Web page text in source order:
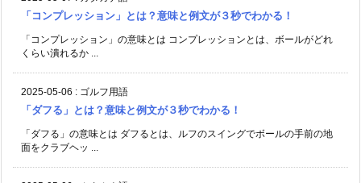
「コンプレッション」とは？意味と例文が３秒でわかる！
「コンプレッション」の意味とは コンプレッションとは、ボールがどれ
くらい潰れるか ...
2025-05-06 : ゴルフ用語
「ダフる」とは？意味と例文が３秒でわかる！
「ダフる」の意味とは ダフるとは、ルフのスイングでボールの手前の地
面をクラブヘッ ...